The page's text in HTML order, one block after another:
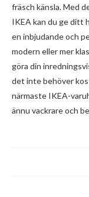
fräsch känsla. Med
IKEA kan du ge ditt
en inbjudande och
modern eller mer
göra din
det inte behöver
närmaste IKEA-
ännu vackrare och